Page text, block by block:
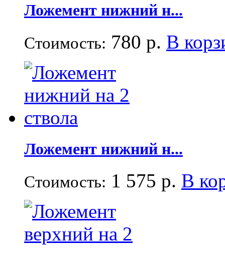
Ложемент нижний н...
Стоимость: 780 р. В
Ложемент нижний н...
Стоимость: 1 575 р. В